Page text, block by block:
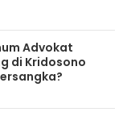
Advokat
di Kridosono